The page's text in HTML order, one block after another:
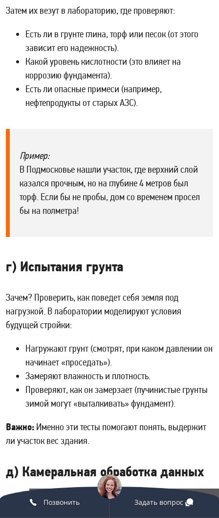
+7 (936) 317-53-28
Затем их везут в лабораторию, где проверяют:
Есть ли в грунте глина, торф или песок (от этого
зависит его надежность).
Какой уровень кислотности (это влияет на
коррозию фундамента).
Есть ли опасные примеси (например,
нефтепродукты от старых АЗС).
Пример:
В Подмосковье нашли участок, где верхний слой
казался прочным, но на глубине 4 метров был
торф. Если бы не пробы, дом со временем просел
бы на полметра!
г) Испытания грунта
Зачем? Проверить, как поведет себя земля под
нагрузкой. В лаборатории моделируют условия
будущей стройки:
Нагружают грунт (смотрят, при каком давлении он
начинает «проседать»).
Замеряют влажность и плотность.
Проверяют, как он замерзает (пучинистые грунты
зимой могут «выталкивать» фундамент).
Важно: Именно эти тесты помогают понять, выдержит
ли участок вес здания.
д) Камеральная обработка данных
Зачем? Превратить цифры и пробы в полезные
Позвонить Задать вопрос